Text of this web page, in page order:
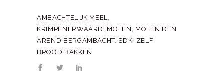
AMBACHTELIJK MEEL
KRIMPENERWAARD
MOLEN
MOLEN DEN
AREND BERGAMBACHT, SDK ZELF
BROOD BAKKEN